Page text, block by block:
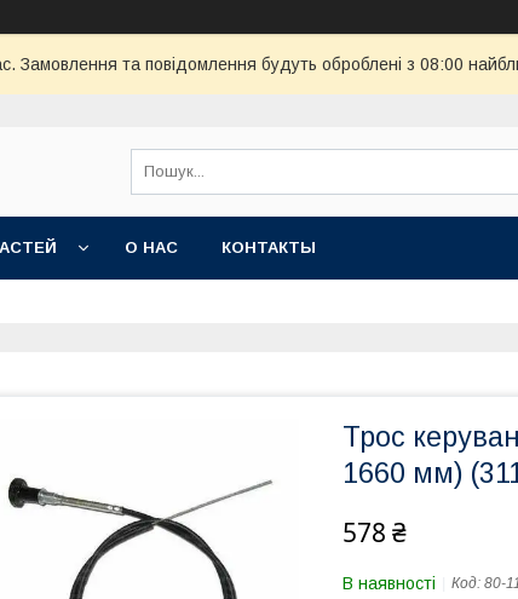
Замовлення та повідомлення будуть оброблені з 08:00
О НАС КОНТАКТЫ
Трос
1660 мм)
578 ₴
В наявності Код: 80-